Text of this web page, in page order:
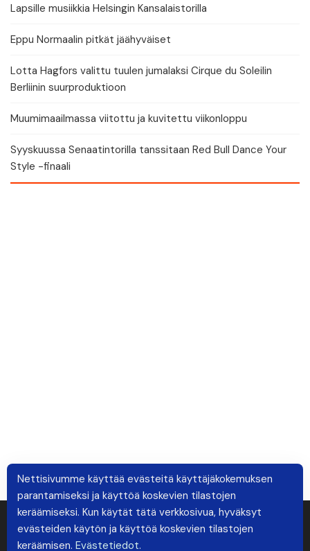
Lapsille musiikkia Helsingin Kansalaistorilla
Eppu Normaalin pitkät jäähyväiset
Lotta Hagfors valittu tuulen jumalaksi Cirque du Soleilin
Berliinin suurproduktioon
Muumimaailmassa viitottu ja kuvitettu viikonloppu
Syyskuussa Senaatintorilla tanssitaan Red Bull Dance Your
Style -finaali
Nettisivumme käyttää evästeitä käyttäjäkokemuksen
parantamiseksi ja käyttöä koskevien tilastojen
keräämiseksi. Kun käytät tätä verkkosivua, hyväksyt
evästeiden käytön ja käyttöä koskevien tilastojen
keräämisen. Evästetiedot.